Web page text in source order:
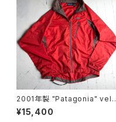
2001年製 "Patagonia" velo
city O2 jacket
¥15,400